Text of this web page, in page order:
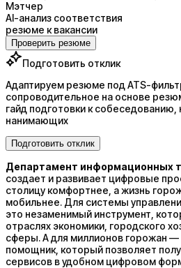
Мэтчер
AI-анализ соответствия
резюме к вакансии
Проверить резюме
Подготовить отклик
Адаптируем резюме под ATS-
сопроводительное на основе
гайд подготовки к собеседованию,
нанимающих
Подготовить отклик
Департамент информационных
создает и развивает цифровые
столицу комфортнее, а жизнь
мобильнее. Для системы
это незаменимый инструмент,
отраслях экономики, городского
сферы. А для миллионов горожан
помощник, который позволяет
сервисов в удобном цифровом